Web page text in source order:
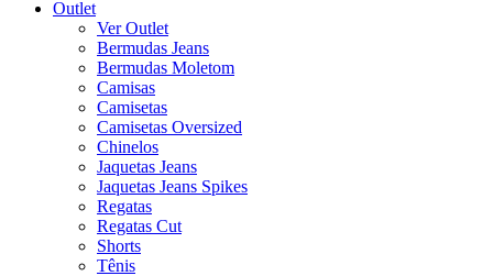
Outlet
Ver Outlet
Bermudas Jeans
Bermudas Moletom
Camisas
Camisetas
Camisetas Oversized
Chinelos
Jaquetas Jeans
Jaquetas Jeans Spikes
Regatas
Regatas Cut
Shorts
Tênis